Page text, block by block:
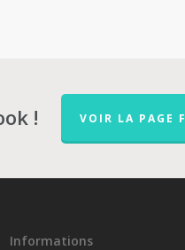
! VOIR LA PAGE
Informations